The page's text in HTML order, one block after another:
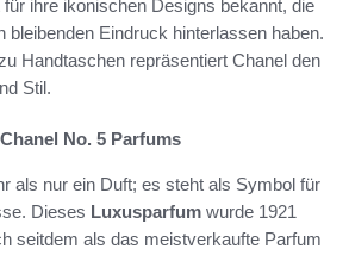
für ihre ikonischen Designs bekannt, die
bleibenden Eindruck hinterlassen haben.
Handtaschen repräsentiert Chanel den
Stil.
No. 5 Parfums
als nur ein Duft; es steht als Symbol für
Dieses Luxusparfum wurde 1921
seitdem als das meistverkaufte Parfum